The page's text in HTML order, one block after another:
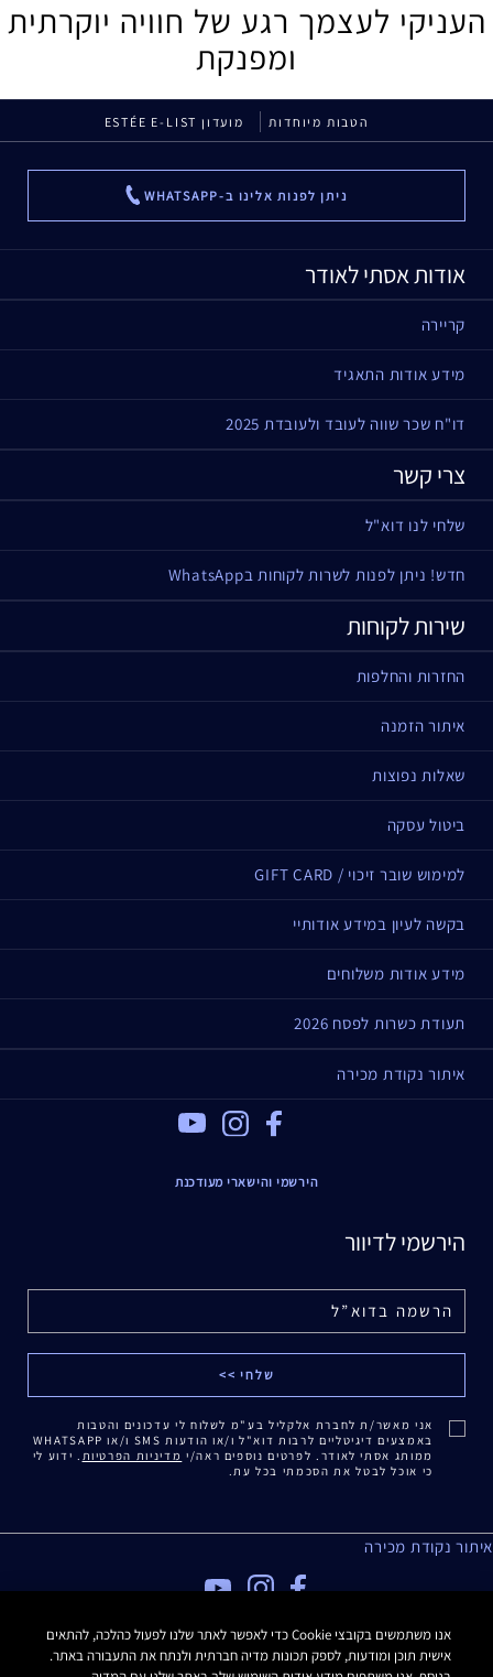
העניקי לעצמך רגע של חוויה יוקרתית
ומפנקת
הטבות מיוחדות מועדון ESTÉE E-LIST
ניתן לפנות אלינו ב-WHATSAPP ...
אודות אסתי לאודר
קריירה
מידע אודות התאגיד
דו"ח שכר שווה לעובד ולעובדת 2025
צרי קשר
שלחי לנו דוא"ל
חדש! ניתן לפנות לשרות לקוחות בWhatsApp
שירות לקוחות
החזרות והחלפות
איתור הזמנה
שאלות נפוצות
ביטול עסקה
למימוש שובר זיכוי / GIFT CARD
בקשה לעיון במידע אודותיי
מידע אודות משלוחים
תעודת כשרות לפסח 2026
איתור נקודת מכירה
Facebook
הירשמי והישארי מעודכנת
הירשמי לדיוור
אני מאשר/ת לחברת אלקליל בע"מ לשלוח לי עדכונים והטבות
באמצעים דיגיטליים לרבות דוא"ל ו/או הודעות SMS ו/או WHATSAPP
ממותג אסתי לאודר. לפרטים נוספים ראה/י מדיניות הפרטיות
. ידוע לי
כי אוכל לבטל את הסכמתי בכל עת.
איתור נקודת מכירה
מדיניות פרטיות
תנאי שימוש
אנו משתמשים בקובצי Cookie כדי לאפשר לאתר שלנו לפעול כהלכה, להתאים
אישית תוכן ומודעות, לספק תכונות מדיה חברתית ולנתח את התעבורה באתר.